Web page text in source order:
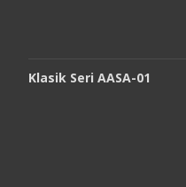
Klasik Seri AASA-01